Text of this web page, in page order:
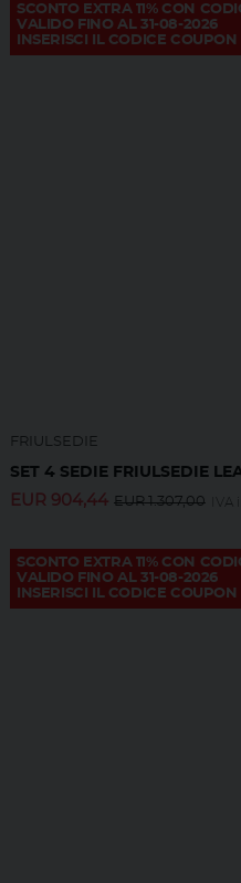
SCONTO EXTRA 11% CON
VALIDO FINO AL 31-08-2026
INSERISCI IL CODICE
FRIULSEDIE
SET 4 SEDIE FRIULSEDIE
EUR 904,44 EUR1.307,00 IVA
SCONTO EXTRA 11% CON
VALIDO FINO AL 31-08-2026
INSERISCI IL CODICE